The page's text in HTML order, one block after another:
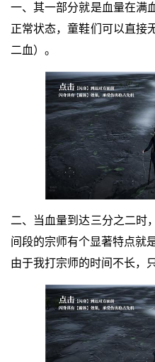
一、其一部分就是血量在满
正常状态，童鞋们可以直接
二血）。
二、当血量到达三分之二时
间段的宗师有个显著特点就
由于我打宗师的时间不长，